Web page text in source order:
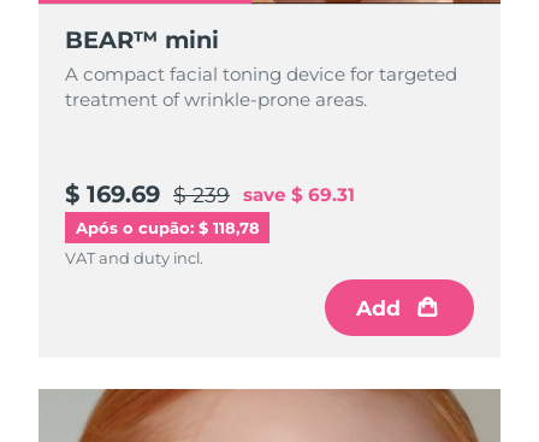
BEAR™ mini
A compact facial toning device for targeted
treatment of wrinkle-prone areas.
$ 169.69 $ 239 save $ 69.31
Após o cupão: $ 118,78
VAT and duty incl.
Add
Emirados Árabes
Unidos
Reino Unido Entrega prevista
Uzbequistão
Entrega prevista8/17/26